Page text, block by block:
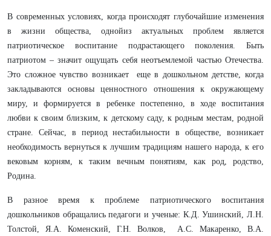
В современных условиях, когда происходят глубочайшие изменения
в жизни общества, однойиз актуальных проблем является
патриотическое воспитание подрастающего поколения. Быть
патриотом – значит ощущать себя неотъемлемой частью Отечества.
Это сложное чувство возникает еще в дошкольном детстве, когда
закладываются основы ценностного отношения к окружающему
миру, и формируется в ребенке постепенно, в ходе воспитания
любви к своим близким, к детскому саду, к родным местам, родной
стране. Сейчас, в период нестабильности в обществе, возникает
необходимость вернуться к лучшим традициям нашего народа, к его
вековым корням, к таким вечным понятиям, как род, родство,
Родина.
В разное время к проблеме патриотического воспитания
дошкольников обращались педагоги и ученые: К.Д. Ушинский, Л.Н.
Толстой, Я.А. Коменский, Г.Н. Волков, А.С. Макаренко, В.А.